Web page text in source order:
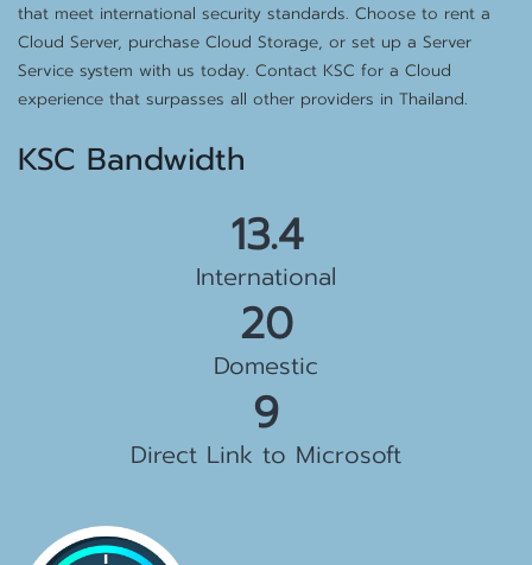
that meet international security standards. Choose to rent a
Cloud Server, purchase Cloud Storage, or set up a Server
Service system with us today. Contact KSC for a Cloud
experience that surpasses all other providers in Thailand.
KSC Bandwidth
15.5 Gbps
International
23 Gbps
Domestic
10 Gbps
Direct Link to Microsoft